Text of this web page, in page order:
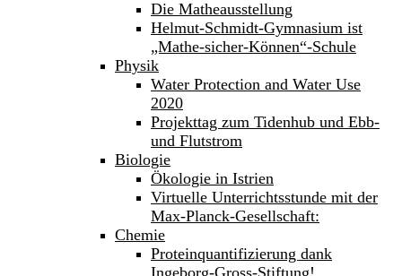
Die Matheausstellung
Helmut-Schmidt-Gymnasium ist
„Mathe-sicher-Können“-Schule
Physik
Water Protection and Water Use
2020
Projekttag zum Tidenhub und Ebb-
und Flutstrom
Biologie
Ökologie in Istrien
Virtuelle Unterrichtsstunde mit der
Max-Planck-Gesellschaft:
Chemie
Proteinquantifizierung dank